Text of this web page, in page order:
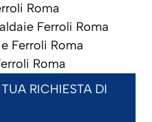
Roma
Ferroli Roma
Ferroli Roma
Roma
RICHIESTA DI